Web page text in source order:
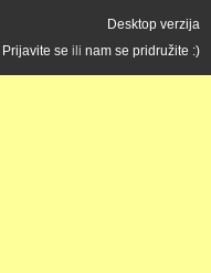
Desktop verzija
Prijavite se ili nam se pridružite :)